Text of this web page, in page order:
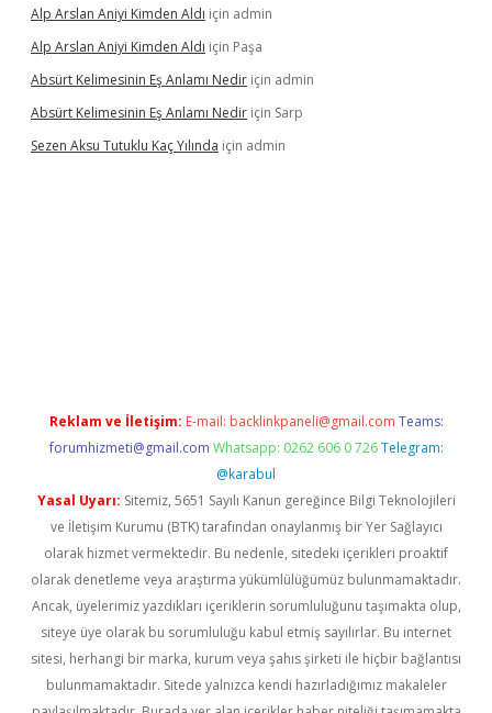
Alp Arslan Aniyi Kimden Aldı için admin
Alp Arslan Aniyi Kimden Aldı için Paşa
Absürt Kelimesinin Eş Anlamı Nedir için admin
Absürt Kelimesinin Eş Anlamı Nedir için Sarp
Sezen Aksu Tutuklu Kaç Yılında için admin
Reklam ve İletişim: E-mail: backlinkpaneli@gmail.com Teams:
forumhizmeti@gmail.com Whatsapp: 0262 606 0 726 Telegram:
@karabul
Yasal Uyarı: Sitemiz, 5651 Sayılı Kanun gereğince Bilgi Teknolojileri
ve İletişim Kurumu (BTK) tarafından onaylanmış bir Yer Sağlayıcı
olarak hizmet vermektedir. Bu nedenle, sitedeki içerikleri proaktif
olarak denetleme veya araştırma yükümlülüğümüz bulunmamaktadır.
Ancak, üyelerimiz yazdıkları içeriklerin sorumluluğunu taşımakta olup,
siteye üye olarak bu sorumluluğu kabul etmiş sayılırlar. Bu internet
sitesi, herhangi bir marka, kurum veya şahıs şirketi ile hiçbir bağlantısı
bulunmamaktadır. Sitede yalnızca kendi hazırladığımız makaleler